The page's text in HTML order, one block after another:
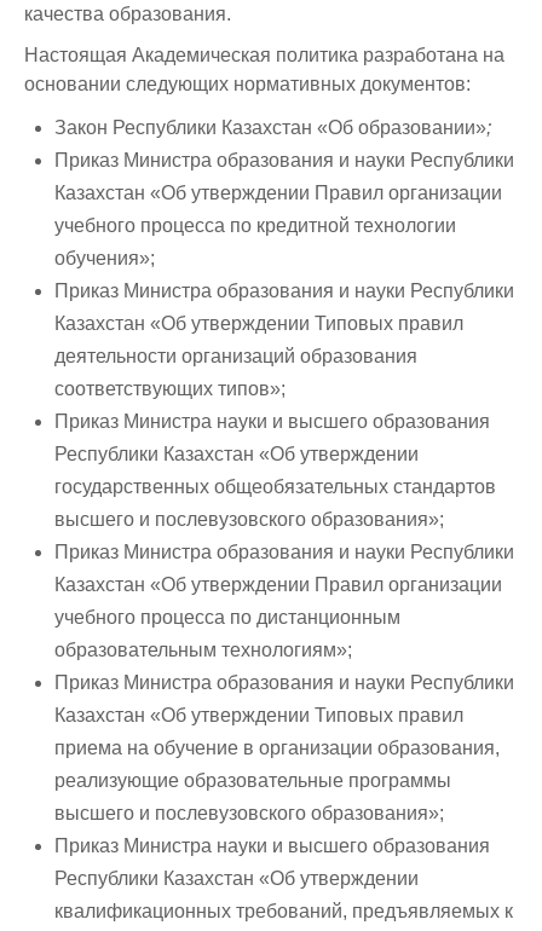
качества образования.
Настоящая Академическая политика разработана на
основании следующих нормативных документов:
Закон Республики Казахстан «Об образовании»;
Приказ Министра образования и науки Республики
Казахстан «Об утверждении Правил организации
учебного процесса по кредитной технологии
обучения»;
Приказ Министра образования и науки Республики
Казахстан «Об утверждении Типовых правил
деятельности организаций образования
соответствующих типов»;
Приказ Министра науки и высшего образования
Республики Казахстан «Об утверждении
государственных общеобязательных стандартов
высшего и послевузовского образования»;
Приказ Министра образования и науки Республики
Казахстан «Об утверждении Правил организации
учебного процесса по дистанционным
образовательным технологиям»;
Приказ Министра образования и науки Республики
Казахстан «Об утверждении Типовых правил
приема на обучение в организации образования,
реализующие образовательные программы
высшего и послевузовского образования»;
Приказ Министра науки и высшего образования
Республики Казахстан «Об утверждении
квалификационных требований, предъявляемых к